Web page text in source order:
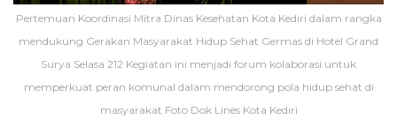
Pertemuan Koordinasi Mitra Dinas Kesehatan Kota Kediri dalam rangka
mendukung Gerakan Masyarakat Hidup Sehat Germas di Hotel Grand
Surya Selasa 212 Kegiatan ini menjadi forum kolaborasi untuk
memperkuat peran komunal dalam mendorong pola hidup sehat di
masyarakat Foto Dok Lines Kota Kediri